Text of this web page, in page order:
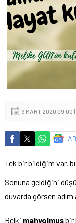
9 MART 2020 09:00 |
Tek bir bildiğim var,
Sonuna geldiğini
duvarda görsen adım
Belki mahvolmuşbir